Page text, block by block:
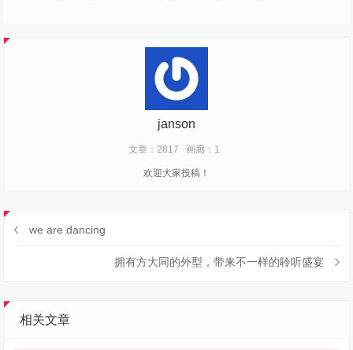
janson
文章：2817 画廊：1
欢迎大家投稿！
we are dancing
拥有方大同的外型，带来不一样的聆听盛宴
相关文章